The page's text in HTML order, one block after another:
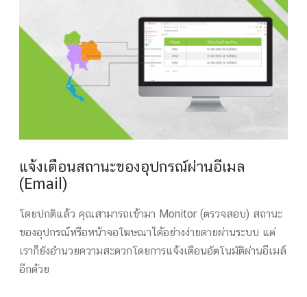
แจ้งเตือนสถานะของอุปกรณ์ผ่านอีเมล
(Email)
โดยปกติแล้ว คุณสามารถเข้ามา Monitor (ตรวจสอบ) สถานะ
ของอุปกรณ์หรือหน้าจอโฆษณาได้อย่างง่ายดายผ่านระบบ แต่
เราก็ยังอำนวยความสะดวกโดยการแจ้งเตือนอัตโนมัติผ่านอีเมล์
อีกด้วย